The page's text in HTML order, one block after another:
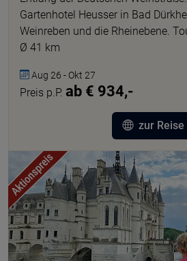
Gartenhotel Heusser in Bad
Weinreben und die Rheinebene.
Ø 41 km
Aug 26 - Okt 27
Preis p.P. ab € 934,-
zur Reise